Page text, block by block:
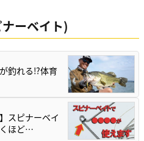
ーベイト)
釣れる⁉体育
スピナーベイ
ほど…